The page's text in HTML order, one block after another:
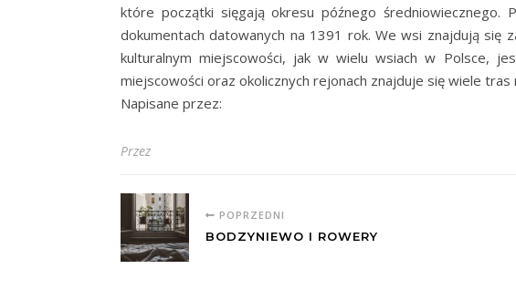
które początki sięgają okresu późnego średniowiecznego.
dokumentach datowanych na 1391 rok. We wsi znajdują się
kulturalnym miejscowości, jak w wielu wsiach w Polsce,
miejscowości oraz okolicznych rejonach znajduje się wiele
Napisane przez:
Przez
POPRZEDNI
BODZYNIEWO I ROWERY